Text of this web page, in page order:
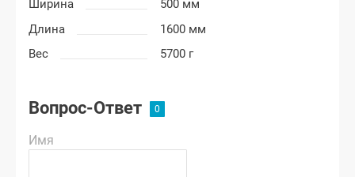
Ширина
500 мм
Длина
1600 мм
Вес
5700 г
Вопрос-Ответ
Имя